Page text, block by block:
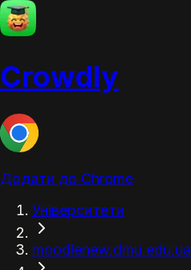
Crowdly
Додати до Chrome
Університети
moodlenew.dmu.edu.ua